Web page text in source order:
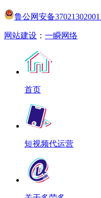
鲁公网安备
网站建设 ： 一瞬网络
首页
短视频代运营